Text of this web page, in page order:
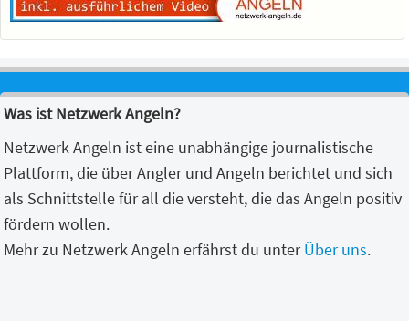
Was ist Netzwerk Angeln?
Netzwerk Angeln ist eine unabhängige journalistische
Plattform, die über Angler und Angeln berichtet und sich
als Schnittstelle für all die versteht, die das Angeln positiv
fördern wollen.
Mehr zu Netzwerk Angeln erfährst du unterÜber uns.